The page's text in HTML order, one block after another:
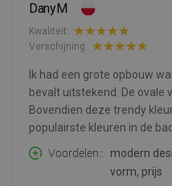
DanyM
Kwaliteit:
Verschijning:
Ik had een grote opbouw
bevalt uitstekend. De ovale
Bovendien deze trendy
populairste kleuren in de
Voordelen:
modern
vorm, prijs